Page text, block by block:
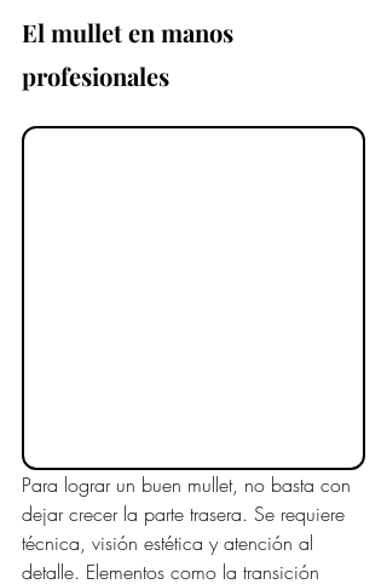
El mullet en manos
profesionales
Para lograr un buen mullet, no basta con
dejar crecer la parte trasera. Se requiere
técnica, visión estética y atención al
detalle. Elementos como la transición